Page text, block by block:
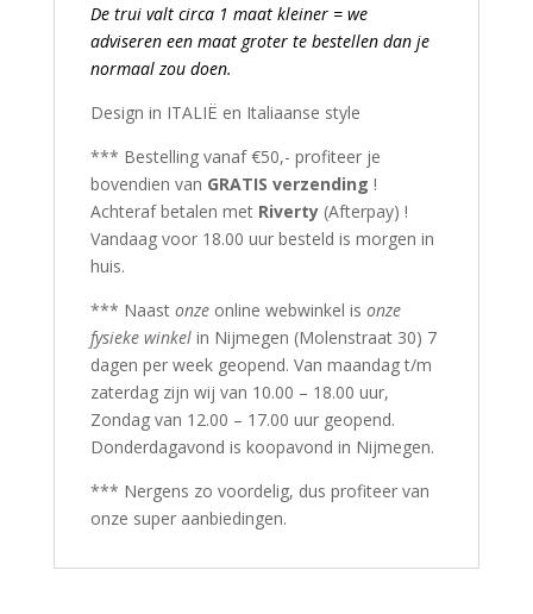
De trui valt circa 1 maat kleiner = we
adviseren een maat groter te bestellen dan je
normaal zou doen.
Design in ITALIË en Italiaanse style
*** Bestelling vanaf €50,- profiteer je
bovendien van GRATIS verzending !
Achteraf betalen met Riverty (Afterpay) !
Vandaag voor 18.00 uur besteld is morgen in
huis.
*** Naast onzeonline webwinkel is onze
fysieke winkelin Nijmegen (Molenstraat 30) 7
dagen per week geopend. Van maandag t/m
zaterdag zijn wij van 10.00 – 18.00 uur,
Zondag van 12.00 – 17.00 uur geopend.
Donderdagavond is koopavond in Nijmegen.
*** Nergens zo voordelig, dus profiteer van
onze super aanbiedingen.